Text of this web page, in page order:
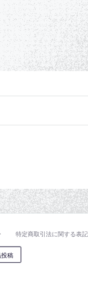
特定商取引法に関する表記
稿